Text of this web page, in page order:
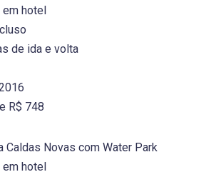
hotel
de ida e volta
R$ 748
Caldas Novas com Water Park
hotel